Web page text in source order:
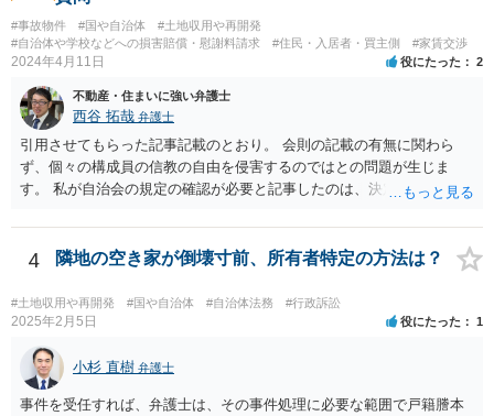
#事故物件 #国や自治体
#土地収用や再開発
#自治体や学校などへの損害賠償・慰謝料請求
#住民・入居者・買主側 #家賃交渉
2024年4月11日 役にたった 2
不動産・住まいに強い弁護士
西谷 拓哉 弁護士
引用させてもらった記事記載のとおり。 会則の記載の有無に関わら
ず、個々の構成員の信教の自由を侵害するのではとの問題が生じま
す。 私が自治会の規定の確認が必要と記事したのは、決定権の話では
の積立金なるものを集めているのたのかという始まりの点から背景事
情が不明なためです。
4 隣地の空き家が倒壊寸前、所有者特定の方法は？
#土地収用や再開発 #国や自治体 #自治体法務 #行政訴訟
2025年2月5日 役にたった 1
小杉 直樹 弁護士
事件を受任すれば、弁護士は、その事件処理に必要な範囲で戸籍謄本